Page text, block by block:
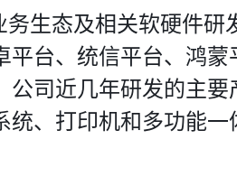
生态及相关软硬件研
台、统信平台、鸿蒙
司近几年研发的主要
统、打印机和多功能一
浙江省杭州市 西湖区文三路199号创业
室